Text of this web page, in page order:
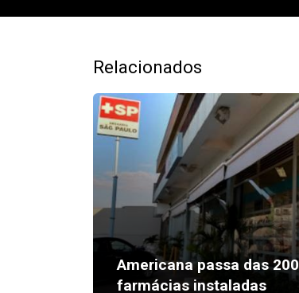
Relacionados
Americana passa das 200
farmácias instaladas